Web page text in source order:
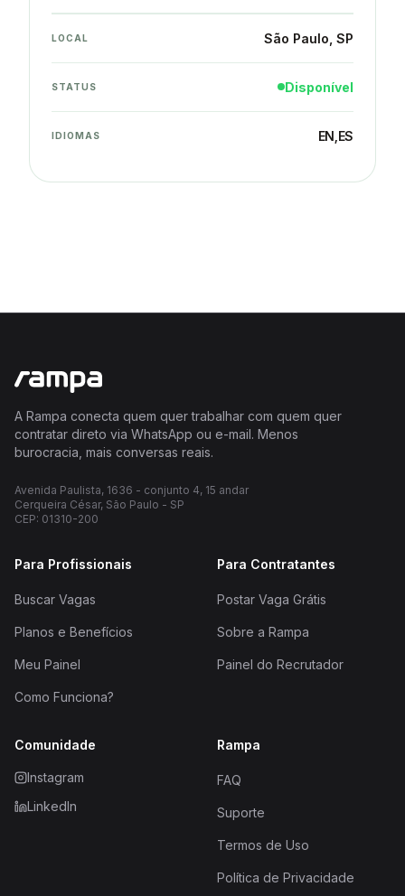
LOCAL São Paulo , SP
STATUS Disponível
IDIOMAS EN ES
A Rampa conecta quem quer trabalhar com quem quer
contratar direto via WhatsApp ou e-mail. Menos
burocracia, mais conversas reais.
Avenida Paulista, 1636 - conjunto 4, 15 andar
Cerqueira César, São Paulo - SP
CEP: 01310-200
Para Profissionais
Buscar Vagas
Planos e Benefícios
Meu Painel
Como Funciona?
Para Contratantes
Postar Vaga Grátis
Sobre a Rampa
Painel do Recrutador
Comunidade
Instagram
LinkedIn
Rampa
FAQ
Suporte
Termos de Uso
Política de Privacidade